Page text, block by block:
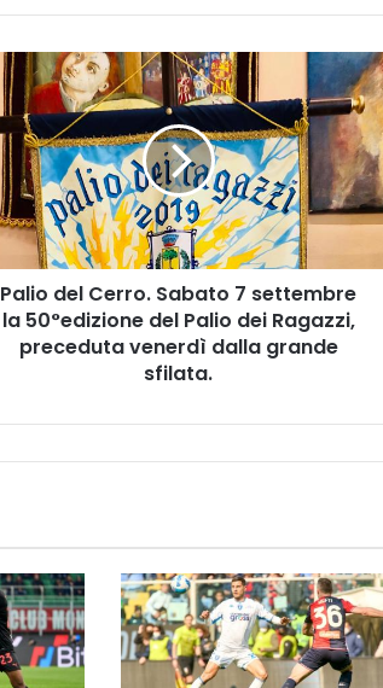
Palio del Cerro. Sabato 7 settembre
la 50°edizione del Palio dei Ragazzi,
preceduta venerdì dalla grande
sfilata.